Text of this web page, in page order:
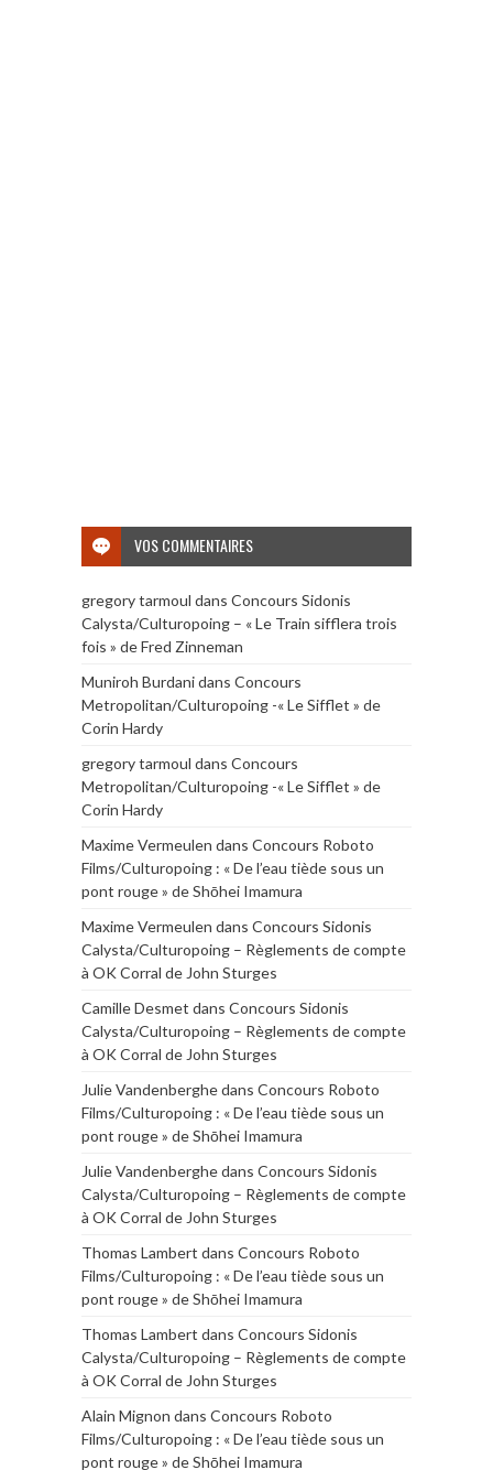
VOS COMMENTAIRES
gregory tarmoul dans Concours Sidonis
Calysta/Culturopoing – « Le Train sifflera trois
fois » de Fred Zinneman
Muniroh Burdanidans Concours
Metropolitan/Culturopoing -« Le Sifflet » de
Corin Hardy
gregory tarmoul dans Concours
Metropolitan/Culturopoing -« Le Sifflet » de
Corin Hardy
Maxime Vermeulen dans Concours Roboto
Films/Culturopoing : « De l’eau tiède sous un
pont rouge » de Shōhei Imamura
Maxime Vermeulen dans Concours Sidonis
Calysta/Culturopoing – Règlements de compte
à OK Corral de John Sturges
Camille Desmet dans Concours Sidonis
Calysta/Culturopoing – Règlements de compte
à OK Corral de John Sturges
Julie Vandenberghedans Concours Roboto
Films/Culturopoing : « De l’eau tiède sous un
pont rouge » de Shōhei Imamura
Julie Vandenberghedans Concours Sidonis
Calysta/Culturopoing – Règlements de compte
à OK Corral de John Sturges
Thomas Lambert dans Concours Roboto
Films/Culturopoing : « De l’eau tiède sous un
pont rouge » de Shōhei Imamura
Thomas Lambert dans Concours Sidonis
Calysta/Culturopoing – Règlements de compte
à OK Corral de John Sturges
Alain Mignon dans Concours Roboto
Films/Culturopoing : « De l’eau tiède sous un
pont rouge » de Shōhei Imamura